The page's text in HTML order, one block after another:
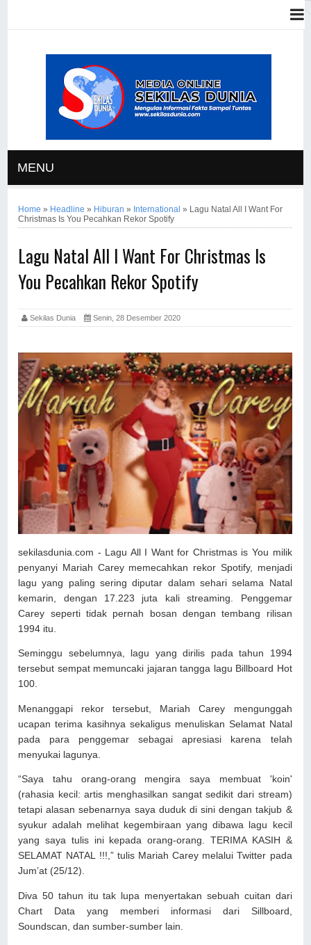
MENU
Home » Headline » Hiburan » International » Lagu Natal All I Want For
Christmas Is You Pecahkan Rekor Spotify
Lagu Natal All I Want For Christmas Is
You Pecahkan Rekor Spotify
Sekilas Dunia Senin, 28 Desember 2020
sekilasdunia.com - Lagu All I Want for Christmas is You milik
penyanyi Mariah Carey memecahkan rekor Spotify, menjadi
lagu yang paling sering diputar dalam sehari selama Natal
kemarin, dengan 17.223 juta kali streaming. Penggemar
Carey seperti tidak pernah bosan dengan tembang rilisan
1994 itu.
Seminggu sebelumnya, lagu yang dirilis pada tahun 1994
tersebut sempat memuncaki jajaran tangga lagu Billboard Hot
100.
Menanggapi rekor tersebut, Mariah Carey mengunggah
ucapan terima kasihnya sekaligus menuliskan Selamat Natal
pada para penggemar sebagai apresiasi karena telah
menyukai lagunya.
“Saya tahu orang-orang mengira saya membuat 'koin'
(rahasia kecil: artis menghasilkan sangat sedikit dari stream)
tetapi alasan sebenarnya saya duduk di sini dengan takjub &
syukur adalah melihat kegembiraan yang dibawa lagu kecil
yang saya tulis ini kepada orang-orang. TERIMA KASIH &
SELAMAT NATAL !!!,” tulis Mariah Carey melalui Twitter pada
Jum’at (25/12).
Diva 50 tahun itu tak lupa menyertakan sebuah cuitan dari
Chart Data yang memberi informasi dari Sillboard,
Soundscan, dan sumber-sumber lain.